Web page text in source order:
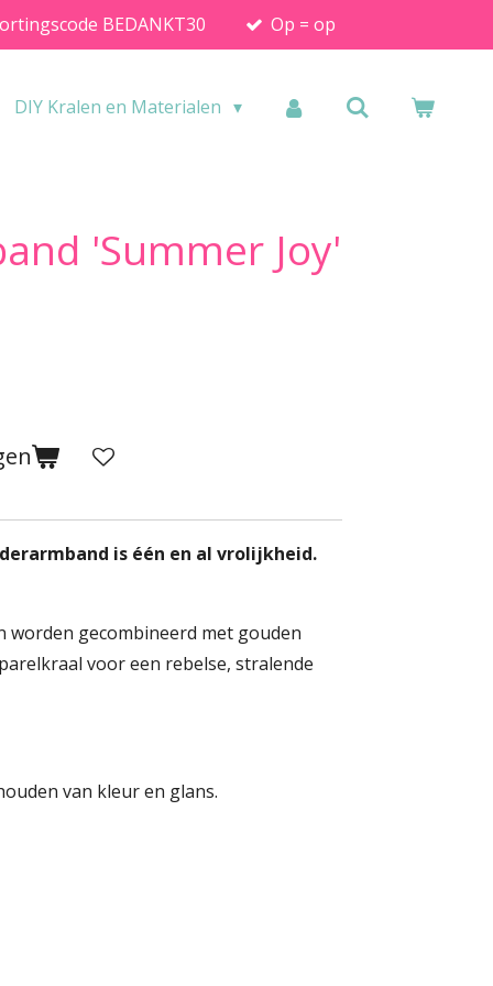
BEDANKT30 Op = op
DIY Kralen en Materialen
'Summer Joy'
is één en al vrolijkheid.
worden gecombineerd met gouden
voor een rebelse, stralende
van kleur en glans.